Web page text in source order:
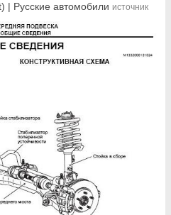
| Русские автомобили источник